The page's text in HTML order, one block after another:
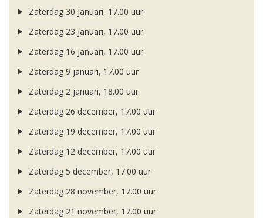
Zaterdag 30 januari, 17.00 uur
Zaterdag 23 januari, 17.00 uur
Zaterdag 16 januari, 17.00 uur
Zaterdag 9 januari, 17.00 uur
Zaterdag 2 januari, 18.00 uur
Zaterdag 26 december, 17.00 uur
Zaterdag 19 december, 17.00 uur
Zaterdag 12 december, 17.00 uur
Zaterdag 5 december, 17.00 uur
Zaterdag 28 november, 17.00 uur
Zaterdag 21 november, 17.00 uur